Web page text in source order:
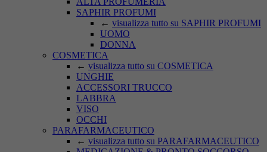
SAPHIR PROFUMI
← visualizza tutto su SAPHIR PROFUMI
UOMO
DONNA
COSMETICA
← visualizza tutto su COSMETICA
UNGHIE
ACCESSORI TRUCCO
LABBRA
VISO
OCCHI
PARAFARMACEUTICO
← visualizza tutto su PARAFARMACEUTICO